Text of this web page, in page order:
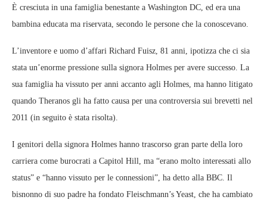
È cresciuta in una famiglia benestante a Washington DC, ed era una
bambina educata ma riservata, secondo le persone che la conoscevano.
L’inventore e uomo d’affari Richard Fuisz, 81 anni, ipotizza che ci sia
stata un’enorme pressione sulla signora Holmes per avere successo. La
sua famiglia ha vissuto per anni accanto agli Holmes, ma hanno litigato
quando Theranos gli ha fatto causa per una controversia sui brevetti nel
2011 (in seguito è stata risolta).
I genitori della signora Holmes hanno trascorso gran parte della loro
carriera come burocrati a Capitol Hill, ma “erano molto interessati allo
status” e “hanno vissuto per le connessioni”, ha detto alla BBC. Il
bisnonno di suo padre ha fondato Fleischmann’s Yeast, che ha cambiato